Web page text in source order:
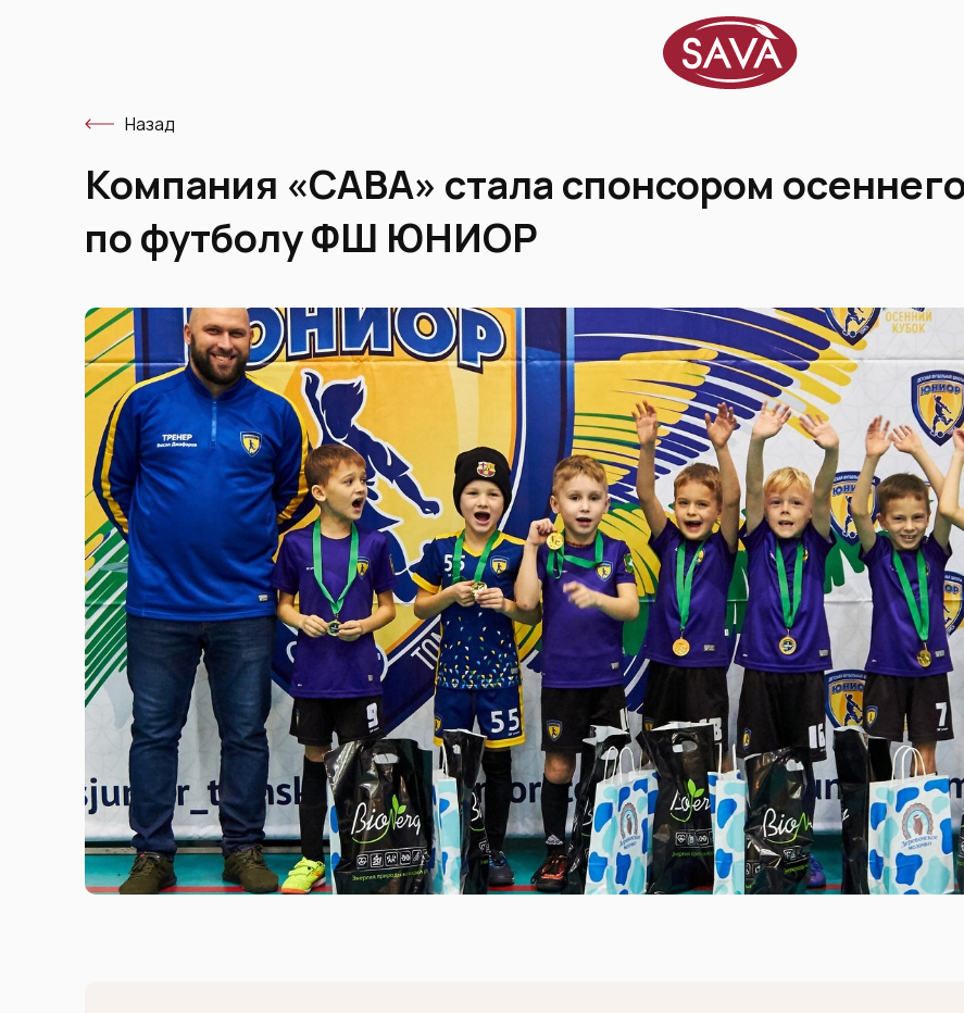
Назад
Компания «САВА» стала спонсором
по футболу ФШ ЮНИОР